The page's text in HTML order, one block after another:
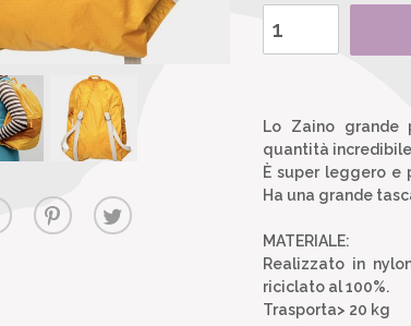
Lo Zaino grande
quantità
È super leggero e
Ha una grande
MATERIALE:
Realizzato in
riciclato al 100%.
Trasporta> 20 kg